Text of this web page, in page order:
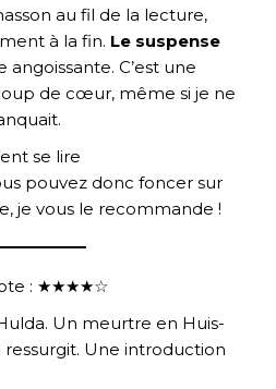
au fil de la lecture,
à la fin. Le suspense
angoissante. C’est une
de cœur, même si je ne
se lire
pouvez donc foncer sur
je vous le recommande !
: ★★★★☆
Un meurtre en Huis-
ressurgit. Une introduction